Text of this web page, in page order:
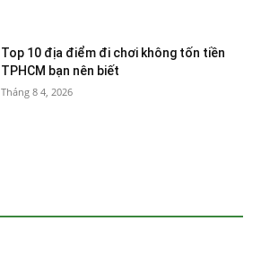
Top 10 địa điểm đi chơi không tốn tiền
TPHCM bạn nên biết
Tháng 8 4, 2026